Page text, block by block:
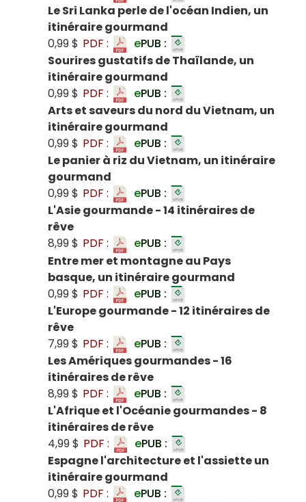
Le Sri Lanka perle de l'océan Indien, un
itinéraire gourmand
0,99 $ PDF : ePUB :
Sourires gustatifs de Thaïlande, un
itinéraire gourmand
0,99 $ PDF : ePUB :
Arts et saveurs du nord du Vietnam, un
itinéraire gourmand
0,99 $ PDF : ePUB :
Le panier à riz du Vietnam, un itinéraire
gourmand
0,99 $ PDF : ePUB :
L'Asie gourmande - 14 itinéraires de
rêve
8,99 $ PDF : ePUB :
Entre mer et montagne au Pays
basque, un itinéraire gourmand
0,99 $ PDF : ePUB :
L'Europe gourmande - 12 itinéraires de
rêve
7,99 $ PDF : ePUB :
Les Amériques gourmandes - 16
itinéraires de rêve
8,99 $ PDF : ePUB :
L'Afrique et l'Océanie gourmandes - 8
itinéraires de rêve
4,99 $ PDF : ePUB :
Espagne l'architecture et l'assiette un
itinéraire gourmand
0,99 $ PDF : ePUB :